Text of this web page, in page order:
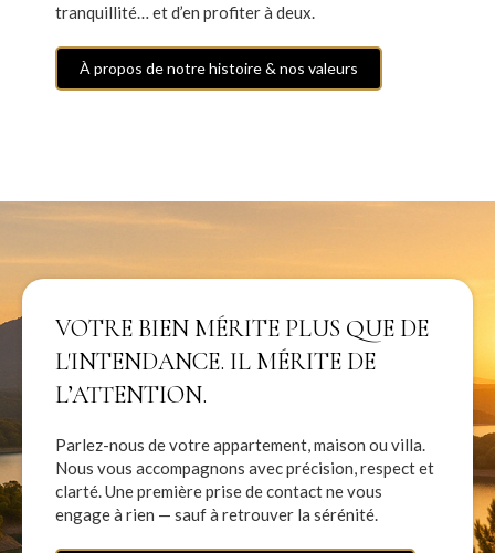
tranquillité… et d’en profiter à deux.
À propos de notre histoire & nos valeurs
VOTRE BIEN MÉRITE PLUS QUE DE
L'INTENDANCE. IL MÉRITE DE
L’ATTENTION.
Parlez-nous de votre appartement, maison ou villa.
Nous vous accompagnons avec précision, respect et
clarté. Une première prise de contact ne vous
engage à rien — sauf à retrouver la sérénité.